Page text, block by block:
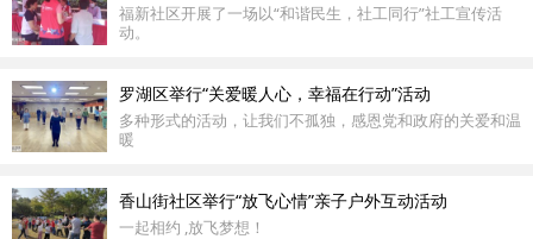
福新社区开展了一场以“和谐民生，社工同行”社工宣传活
动。
罗湖区举行“关爱暖人心，幸福在行动”活动
多种形式的活动，让我们不孤独，感恩党和政府的关爱和温
暖
香山街社区举行“放飞心情”亲子户外互动活动
一起相约 ,放飞梦想！